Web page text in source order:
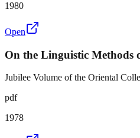
1980
Open
On the Linguistic Methods
Jubilee Volume of the Oriental
pdf
1978